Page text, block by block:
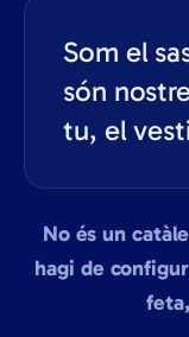
Som el
són
tu, el
No és un
hagi de